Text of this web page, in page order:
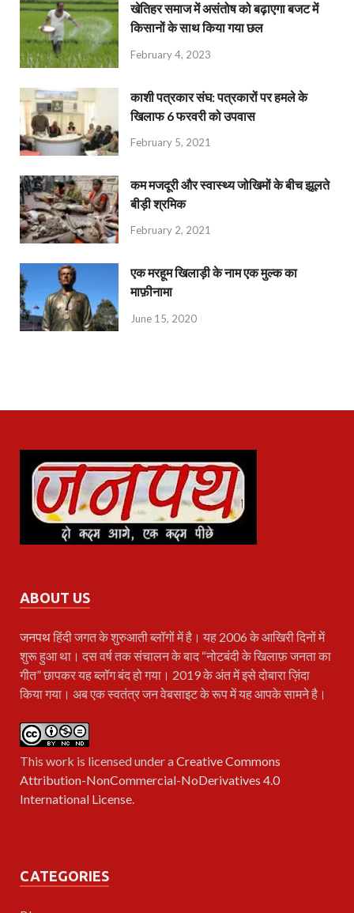
खेतिहर समाज में असंतोष को बढ़ाएगा बजट में
किसानों के साथ किया गया छल
February 4, 2023
काशी पत्रकार संघ: पत्रकारों पर हमले के
खिलाफ 6 फरवरी को उपवास
February 5, 2021
कम मजदूरी और स्वास्थ्य जोखिमों के बीच झूलते
बीड़ी श्रमिक
February 2, 2021
एक मरहूम खिलाड़ी के नाम एक मुल्क का
माफ़ीनामा
June 15, 2020
ABOUT US
जनपथहिंदी जगत के शुरुआती ब्लॉगों में है। यह 2006 के आखिरी दिनों में
शुरू हुआ था। दस वर्ष तक संचालन के बाद “नोटबंदी के खिलाफ़ जनता का
गीत” छापकर यह ब्लॉग बंद हो गया। 2019 के अंत में इसे दोबारा ज़िंदा
किया गया। अब एक स्वतंत्र जन वेबसाइट के रूप में यह आपके सामने है।
This work is licensed under aCreative Commons
Attribution-NonCommercial-NoDerivatives 4.0
International License.
CATEGORIES